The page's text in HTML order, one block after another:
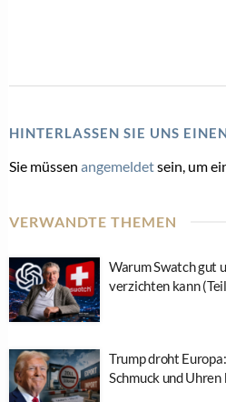
HINTERLASSEN SIE UNS
Sie müssen angemeldetsein, um
VERWANDTE THEMEN
Warum Swatch gut
verzichten kann
Trump droht
Schmuck und Uhren